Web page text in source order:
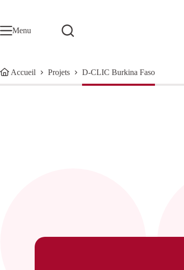
Menu
Accueil Projets D-CLIC Burkina Faso